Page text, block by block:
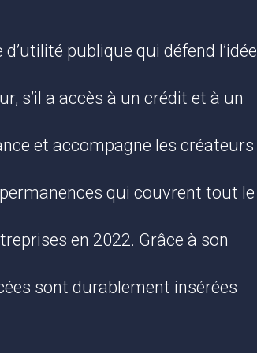
publique qui défend l’idée
s’il a accès à un crédit et à un
et accompagne les créateurs
qui couvrent tout le
en 2022. Grâce à son
sont durablement insérées